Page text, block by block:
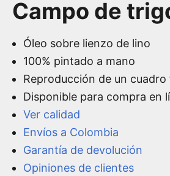
Campo de
Óleo sobre lienzo de lino
100% pintado a mano
Reproducción de un cuadro
Disponible para compra en
Ver calidad
Envíos a Colombia
Garantía de devolución
Opiniones de clientes